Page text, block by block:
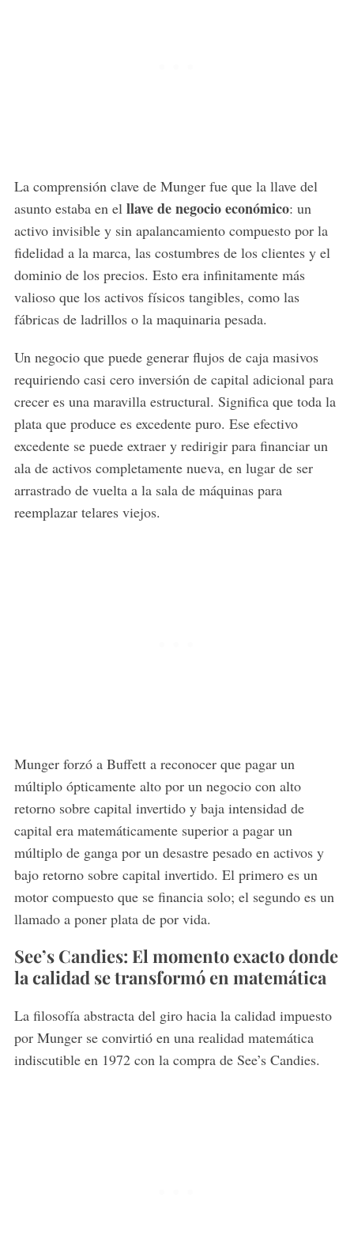
La comprensión clave de Munger fue que la llave del
asunto estaba en el llave de negocio económico: un
activo invisible y sin apalancamiento compuesto por la
fidelidad a la marca, las costumbres de los clientes y el
dominio de los precios. Esto era infinitamente más
valioso que los activos físicos tangibles, como las
fábricas de ladrillos o la maquinaria pesada.
Un negocio que puede generar flujos de caja masivos
requiriendo casi cero inversión de capital adicional para
crecer es una maravilla estructural. Significa que toda la
plata que produce es excedente puro. Ese efectivo
excedente se puede extraer y redirigir para financiar un
ala de activos completamente nueva, en lugar de ser
arrastrado de vuelta a la sala de máquinas para
reemplazar telares viejos.
Munger forzó a Buffett a reconocer que pagar un
múltiplo ópticamente alto por un negocio con alto
retorno sobre capital invertido y baja intensidad de
capital era matemáticamente superior a pagar un
múltiplo de ganga por un desastre pesado en activos y
bajo retorno sobre capital invertido. El primero es un
motor compuesto que se financia solo; el segundo es un
llamado a poner plata de por vida.
See’s Candies: El momento exacto donde
la calidad se transformó en matemática
La filosofía abstracta del giro hacia la calidad impuesto
por Munger se convirtió en una realidad matemática
indiscutible en 1972 con la compra de See’s Candies.